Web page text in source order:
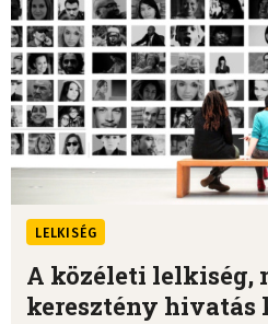
LELKISÉG
A közéleti lelkiség,
keresztény hivatás